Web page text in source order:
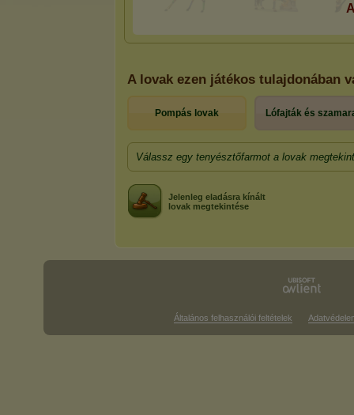
A lovak ezen játékos tulajdonában
Pompás lovak Lófajták és
Válassz egy tenyésztőfarmot a lovak
Jelenleg eladásra kínált
lovak megtekintése
Általános felhasználói feltételek